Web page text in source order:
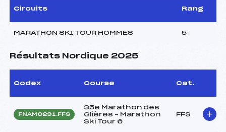
Circuits Rang
MARATHON SKI TOUR HOMMES 5
Résultats Nordique 2025
Codex Course Cat.
FNAM0291.FFS
35e Marathon des
Glières – Marathon
Ski Tour 6
FFS